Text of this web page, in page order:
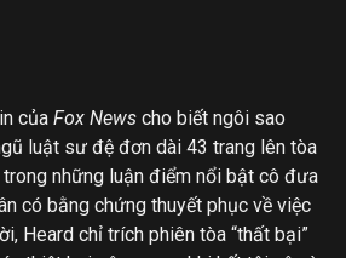
của Fox News cho biết ngôi sao
luật sư đệ đơn dài 43 trang lên tòa
những luận điểm nổi bật cô đưa
có bằng chứng thuyết phục về việc
Heard chỉ trích phiên tòa “thất bại”